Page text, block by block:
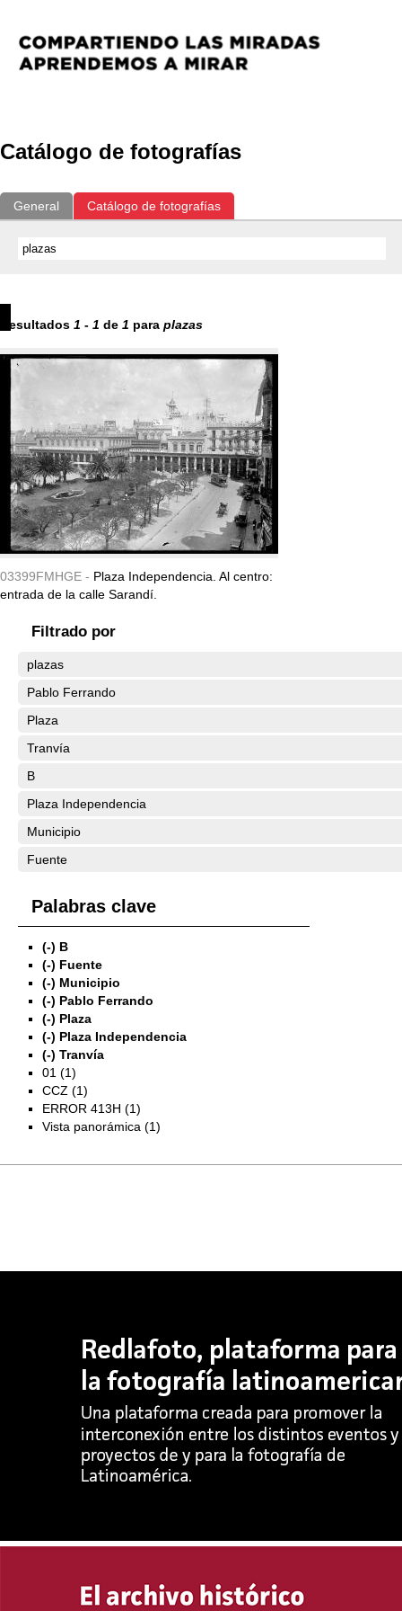
Catálogo de fotografías
General Catálogo de fotografías
Resultados 1 - 1 de 1 para plazas
03399FMHGE - Plaza Independencia. Al centro:
entrada de la calle Sarandí.
Filtrado por
plazas
Pablo Ferrando
Plaza
Tranvía
B
Plaza Independencia
Municipio
Fuente
Palabras clave
(-) B
(-) Fuente
(-) Municipio
(-) Pablo Ferrando
(-) Plaza
(-) Plaza Independencia
(-) Tranvía
01 (1)
CCZ (1)
ERROR 413H (1)
Vista panorámica (1)